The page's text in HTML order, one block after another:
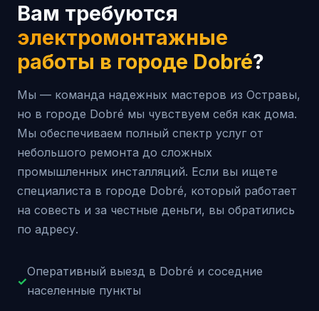
Вам требуются
электромонтажные
работы в городе Dobré?
Мы — команда надежных мастеров из Остравы,
но в городе Dobré мы чувствуем себя как дома.
Мы обеспечиваем полный спектр услуг от
небольшого ремонта до сложных
промышленных инсталляций. Если вы ищете
специалиста в городе Dobré, который работает
на совесть и за честные деньги, вы обратились
по адресу.
✓
Оперативный выезд в Dobré и соседние
населенные пункты